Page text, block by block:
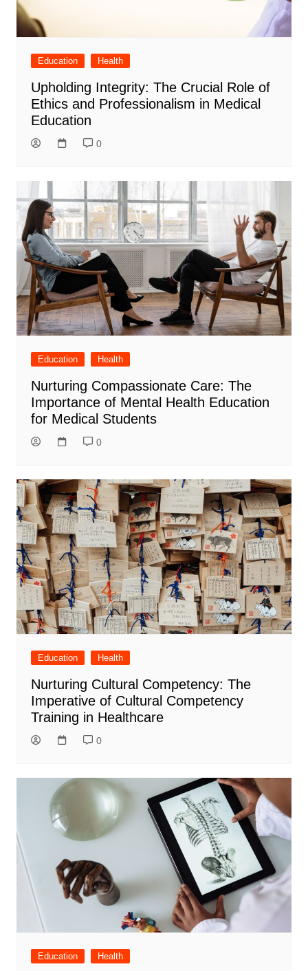
Education Health
Upholding Integrity: The Crucial Role of
Ethics and Professionalism in Medical
Education
0
Education Health
Nurturing Compassionate Care: The
Importance of Mental Health Education
for Medical Students
0
Education Health
Nurturing Cultural Competency: The
Imperative of Cultural Competency
Training in Healthcare
0
Education Health